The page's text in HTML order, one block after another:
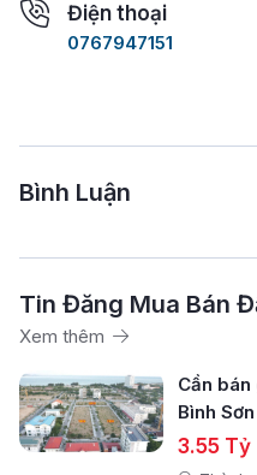
Điện thoại
0767947151
Bình Luận
Tin Đăng Mua Bán
Xem thêm
Cần bán
Bình
riêng sở
3.55 Tỷ